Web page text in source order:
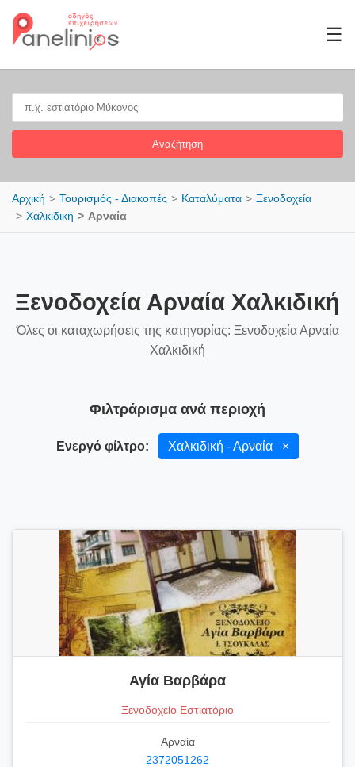
☰
Αναζήτηση
Αρχική Τουρισμός - Διακοπές Καταλύματα
Ξενοδοχεία
Χαλκιδική
Αρναία
Ξενοδοχεία Αρναία Χαλκιδική
Όλες οι καταχωρήσεις της κατηγορίας: Ξενοδοχεία Αρναία
Χαλκιδική
Φιλτράρισμα ανά περιοχή
Ενεργό φίλτρο: Χαλκιδική - Αρναία ×
Αγία Βαρβάρα
Ξενοδοχείο Εστιατόριο
Αρναία
2372051262